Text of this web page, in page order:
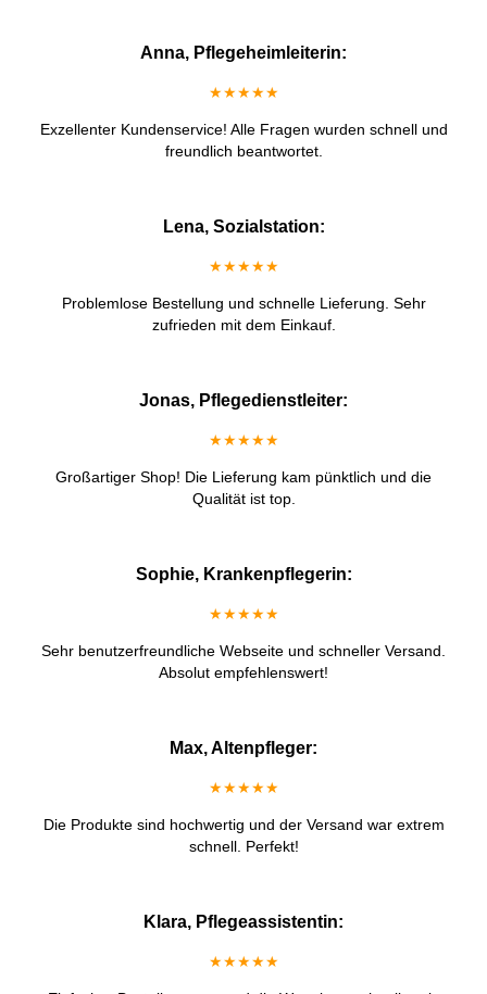
Anna, Pflegeheimleiterin:
★★★★★
Exzellenter Kundenservice! Alle Fragen wurden schnell und
freundlich beantwortet.
Lena, Sozialstation:
★★★★★
Problemlose Bestellung und schnelle Lieferung. Sehr
zufrieden mit dem Einkauf.
Jonas, Pflegedienstleiter:
★★★★★
Großartiger Shop! Die Lieferung kam pünktlich und die
Qualität ist top.
Sophie, Krankenpflegerin:
★★★★★
Sehr benutzerfreundliche Webseite und schneller Versand.
Absolut empfehlenswert!
Max, Altenpfleger:
★★★★★
Die Produkte sind hochwertig und der Versand war extrem
schnell. Perfekt!
Klara, Pflegeassistentin:
★★★★★